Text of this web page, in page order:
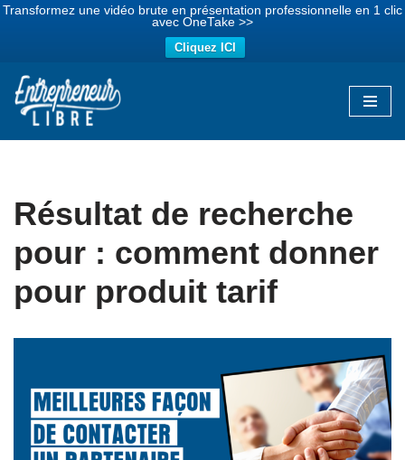
Transformez une vidéo brute en présentation professionnelle en 1 clic
avec OneTake >>
Cliquez ICI
Aller
Résultat de recherche
pour : comment donner
pour produit tarif